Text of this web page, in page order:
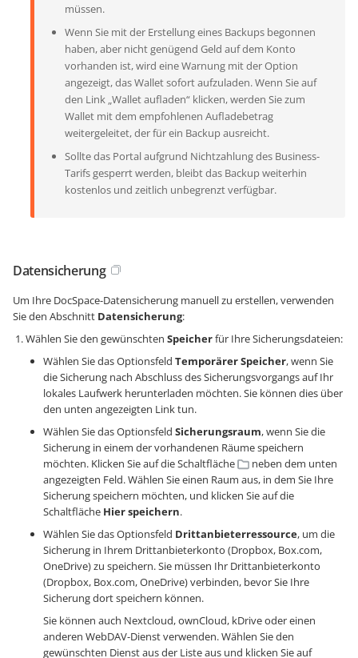
müssen.
Wenn Sie mit der Erstellung eines Backups begonnen
haben, aber nicht genügend Geld auf dem Konto
vorhanden ist, wird eine Warnung mit der Option
angezeigt, das Wallet sofort aufzuladen. Wenn Sie auf
den Link „Wallet aufladen“ klicken, werden Sie zum
Wallet mit dem empfohlenen Aufladebetrag
weitergeleitet, der für ein Backup ausreicht.
Sollte das Portal aufgrund Nichtzahlung des Business-
Tarifs gesperrt werden, bleibt das Backup weiterhin
kostenlos und zeitlich unbegrenzt verfügbar.
Datensicherung
Um Ihre DocSpace-Datensicherung manuell zu erstellen, verwenden
Sie den Abschnitt Datensicherung:
Wählen Sie den gewünschten Speicherfür Ihre Sicherungsdateien:
Wählen Sie das Optionsfeld Temporärer Speicher, wenn Sie
die Sicherung nach Abschluss des Sicherungsvorgangs auf Ihr
lokales Laufwerk herunterladen möchten. Sie können dies über
den unten angezeigten Link tun.
Wählen Sie das Optionsfeld Sicherungsraum, wenn Sie die
Sicherung in einem der vorhandenen Räume speichern
möchten. Klicken Sie auf die Schaltfläche
neben dem unten
angezeigten Feld. Wählen Sie einen Raum aus, in dem Sie Ihre
Sicherung speichern möchten, und klicken Sie auf die
Schaltfläche Hier speichern.
Wählen Sie das Optionsfeld Drittanbieterressource, um die
Sicherung in Ihrem Drittanbieterkonto (Dropbox, Box.com,
OneDrive) zu speichern. Sie müssen Ihr Drittanbieterkonto
(Dropbox, Box.com, OneDrive) verbinden, bevor Sie Ihre
Sicherung dort speichern können.
Sie können auch Nextcloud, ownCloud, kDrive oder einen
anderen WebDAV-Dienst verwenden. Wählen Sie den
gewünschten Dienst aus der Liste aus und klicken Sie auf